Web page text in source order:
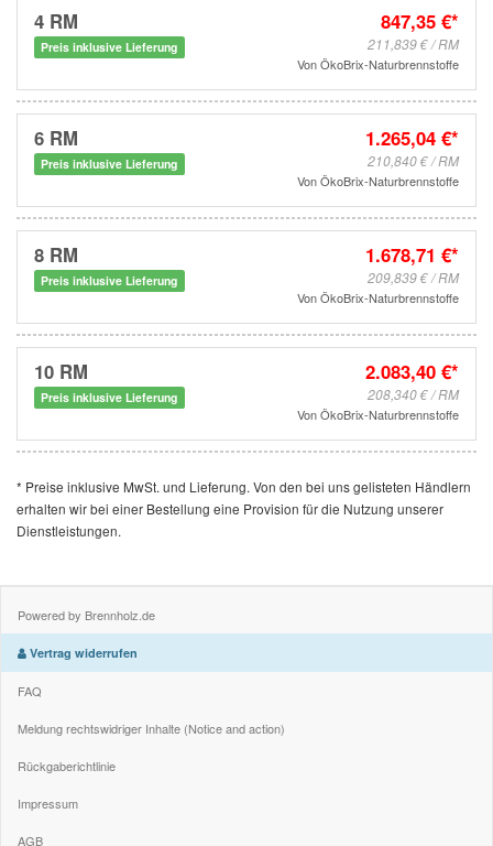
4 RM 847,35 €*
211,839 € / RM
Preis inklusive Lieferung
VonÖkoBrix-Naturbrennstoffe
6 RM 1.265,04 €*
210,840 € / RM
Preis inklusive Lieferung
VonÖkoBrix-Naturbrennstoffe
8 RM 1.678,71 €*
209,839 € / RM
Preis inklusive Lieferung
VonÖkoBrix-Naturbrennstoffe
10 RM 2.083,40 €*
208,340 € / RM
Preis inklusive Lieferung
VonÖkoBrix-Naturbrennstoffe
* Preise inklusive MwSt. und Lieferung. Von den bei uns gelisteten Händlern
erhalten wir bei einer Bestellung eine Provision für die Nutzung unserer
Dienstleistungen.
Powered by Brennholz.de
Vertrag widerrufen
FAQ
Meldung rechtswidriger Inhalte (Notice and action)
Rückgaberichtlinie
Impressum
AGB